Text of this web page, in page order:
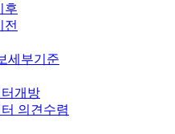
후
전
세부기준
개방
의견수렴